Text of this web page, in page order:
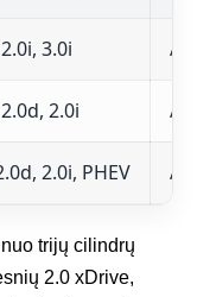
3.0i
2.0i
2.0i, PHEV
trijų cilindrų
2.0 xDrive,